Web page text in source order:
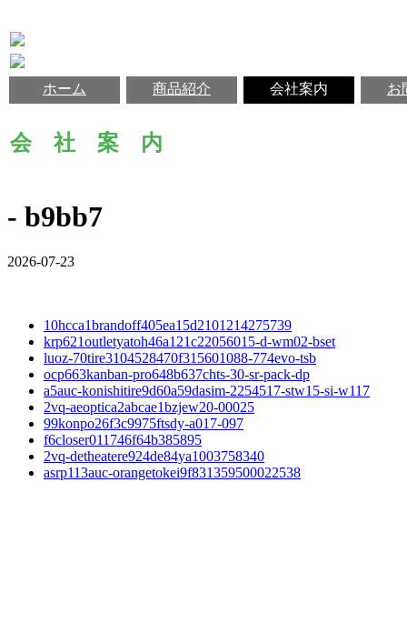
ホーム 商品紹介 会社案内 お
会 社 案 内
- b9bb7
2026-07-23
10hcca1brandoff405ea15d2101214275739
krp621outletyatoh46a121c22056015-d-wm02-bset
luoz-70tire3104528470f315601088-774evo-tsb
ocp663kanban-pro648b637chts-30-sr-pack-dp
a5auc-konishitire9d60a59dasim-2254517-stw15-si-w117
2vq-aeoptica2abcae1bzjew20-00025
99konpo26f3c9975ftsdy-a017-097
f6closer011746f64b385895
2vq-detheatere924de84ya1003758340
asrp113auc-orangetokei9f831359500022538